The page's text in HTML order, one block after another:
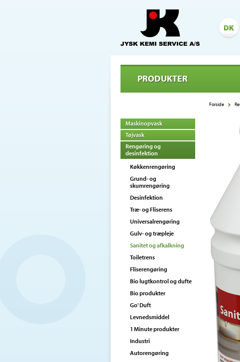
PRODUKTER
Maskinopvask
Tøjvask
Rengøring og
desinfektion
Køkkenrengøring
Grund- og
skumrengøring
Desinfektion
Træ- og Fliserens
Universalrengøring
Gulv- og træpleje
Sanitet og afkalkning
Toiletrens
Fliserengøring
Bio lugtkontrol og dufte
Bio produkter
Go' Duft
Levnedsmiddel
1 Minute produkter
Industri
Autorengøring
Forside